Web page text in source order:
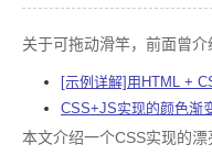
关于可拖动滑竿，前面曾介
[示例详解]用HTML +
CSS+JS实现的颜色渐
本文介绍一个CSS实现的